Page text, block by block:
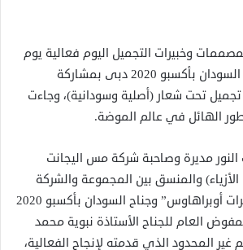
وخبيرات التجميل اليوم فعالية يوم
الزي السوداني بجناح السودان بأكسبو 2020 دبى بمشاركة
خبيرات تجميل تحت شعار (أصلية وسودانية)، وجاءت
الهائل في عالم الموضة.
النور مديرة وصاحبة شركة مس اليجانت
والمنسق بين المجموعة والشركة
الراعية “محلات مجوهرات أوبراهاوس” وجناح السودان بأكسبو 2020
العام للجناح الأستاذة نبوية محمد
المحدود الذي قدمته لإنجاح الفعالية،